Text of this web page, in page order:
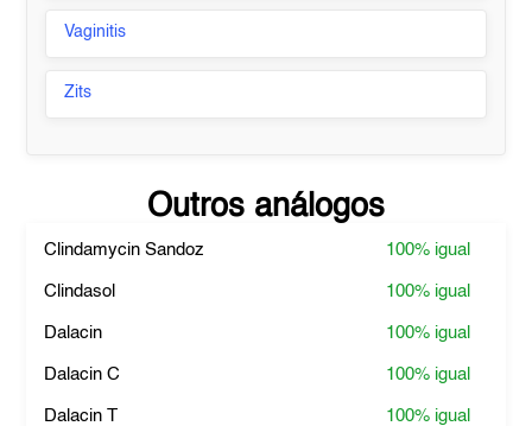
Vaginitis
Zits
Outros análogos
Clindamycin Sandoz 100% igual
Clindasol 100% igual
Dalacin 100% igual
Dalacin C 100% igual
Dalacin T 100% igual